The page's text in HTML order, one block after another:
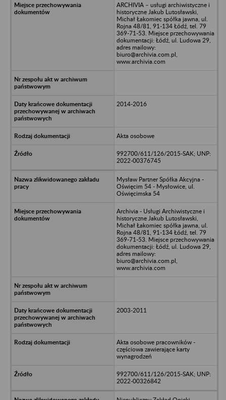
ARCHIVIA – usługi archiwistyczne i
historyczne Jakub Lutosławski,
Michał Łakomiec spółka jawna, ul.
Rojna 48/81, 91-134 Łódź, tel. 79
369-71-53. Miejsce przechowywania
dokumentacji: Łódź, ul. Ludowa 29,
adres mailowy:
biuro@archivia.com.pl,
www.archivia.com
2014-2016
Akta osobowe
992700/611/126/2015-SAK; UNP:
2022-00376745
Mysław Partner Spółka Akcyjna -
Oświęcim 54 - Mysłowice, ul.
Oświęcimska 54
Archivia - Usługi Archiwistyczne i
historyczne Jakub Lutosławski,
Michał Łakomiec spółka jawna, ul.
Rojna 48/81, 91-134 Łódź, tel. 79
369-71-53. Miejsce przechowywania
dokumentacji: Łódź, ul. Ludowa 29,
adres mailowy:
biuro@archivia.com.pl,
www.archivia.com
2003-2011
Akta osobowe pracowników -
częściowa zawierające karty
wynagrodzeń
992700/611/126/2015-SAK; UNP:
2022-00326842